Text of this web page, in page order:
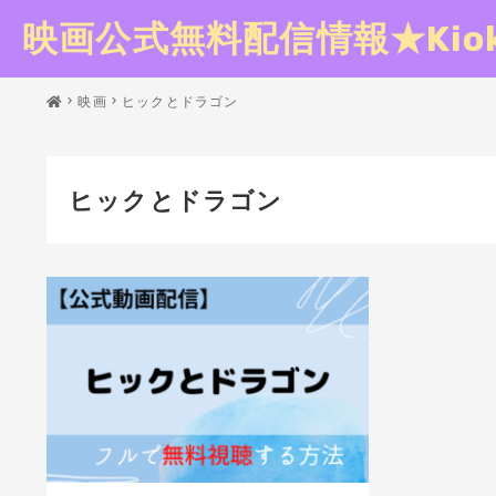
映画公式無料配信情報
映画 ヒックとドラゴン
ヒックとドラゴン